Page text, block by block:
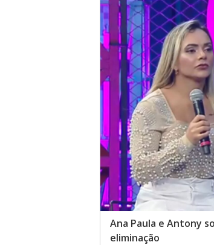
Ana Paula e Antony
eliminação